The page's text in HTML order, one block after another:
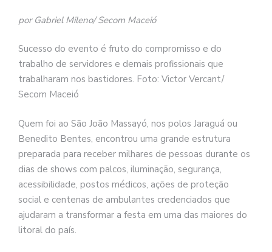
por Gabriel Mileno/ Secom Maceió
Sucesso do evento é fruto do compromisso e do
trabalho de servidores e demais profissionais que
trabalharam nos bastidores. Foto: Victor Vercant/
Secom Maceió
Quem foi ao São João Massayó, nos polos Jaraguá ou
Benedito Bentes, encontrou uma grande estrutura
preparada para receber milhares de pessoas durante os
dias de shows com palcos, iluminação, segurança,
acessibilidade, postos médicos, ações de proteção
social e centenas de ambulantes credenciados que
ajudaram a transformar a festa em uma das maiores do
litoral do país.